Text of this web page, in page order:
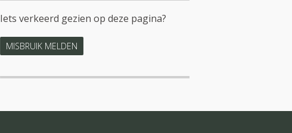
Iets verkeerd gezien op deze pagina?
MISBRUIK MELDEN